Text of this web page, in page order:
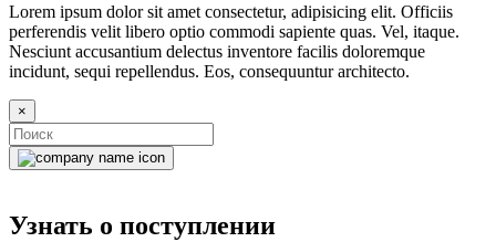
Lorem ipsum dolor sit amet consectetur, adipisicing elit. Officiis
perferendis velit libero optio commodi sapiente quas. Vel, itaque.
Nesciunt accusantium delectus inventore facilis doloremque
incidunt, sequi repellendus. Eos, consequuntur architecto.
×
Узнать о поступлении